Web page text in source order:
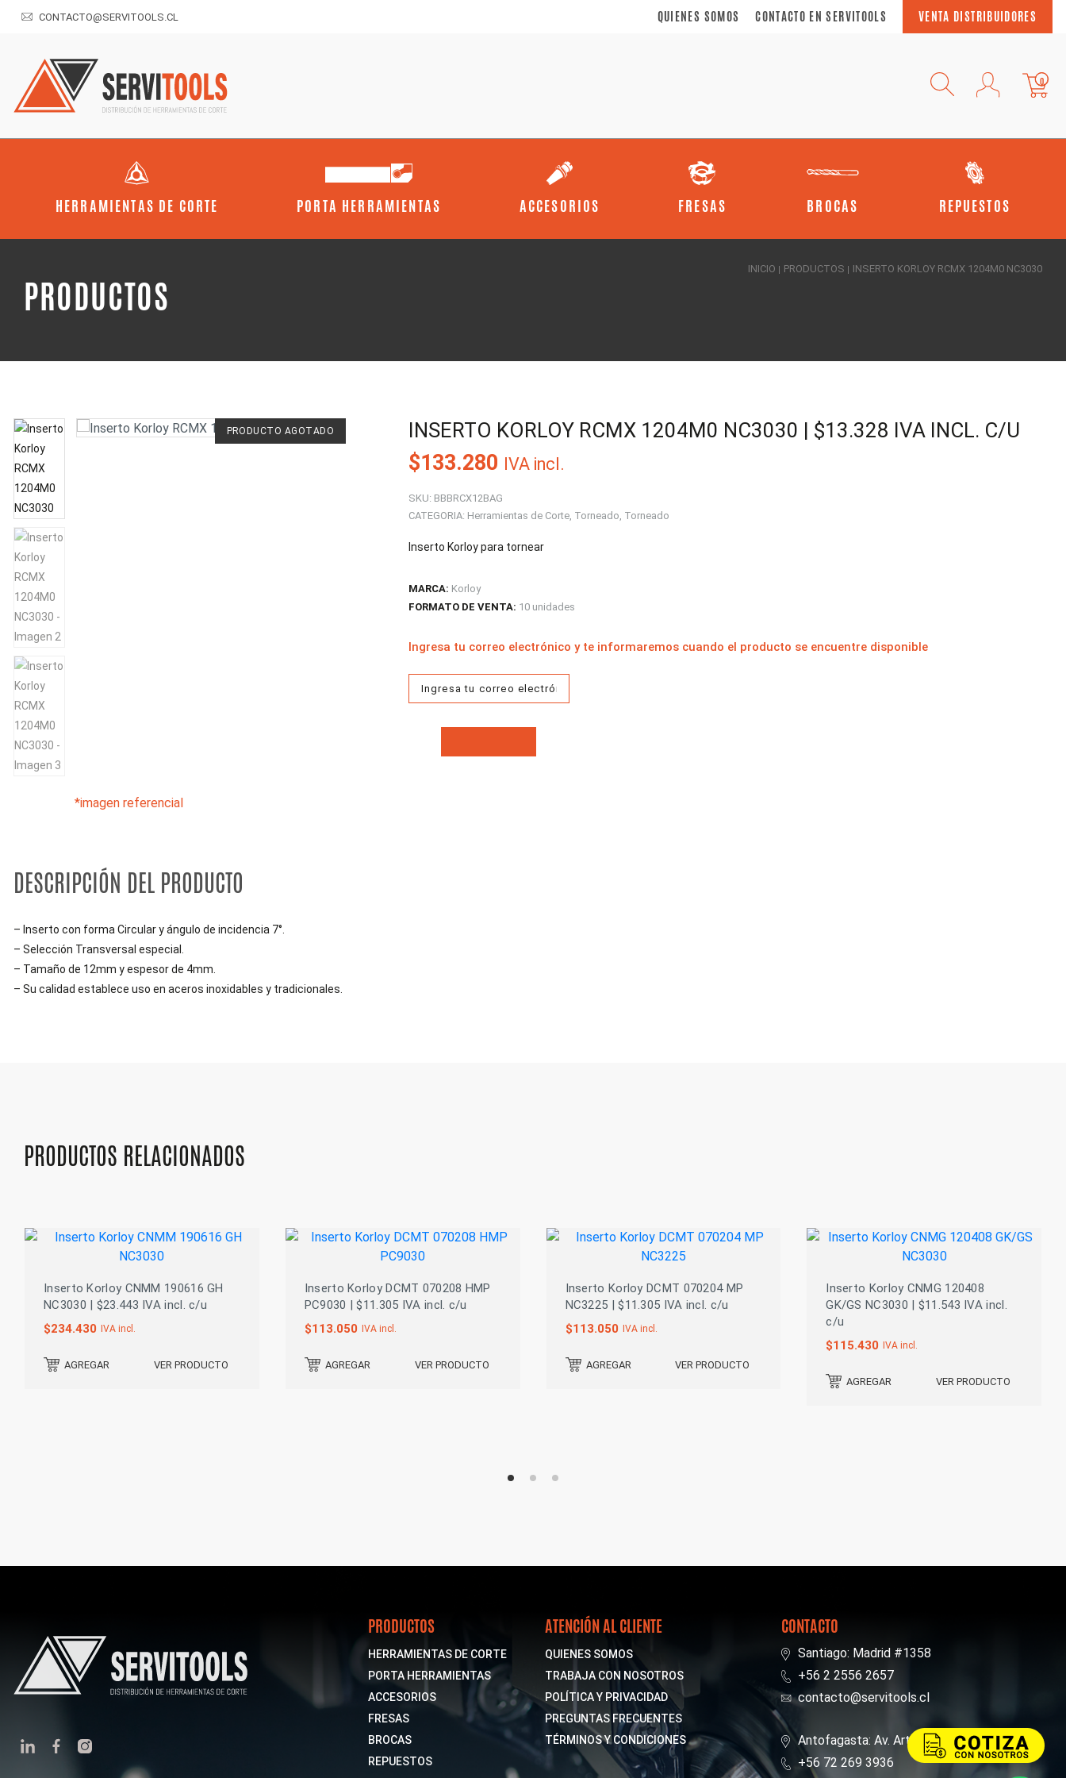
CONTACTO@SERVITOOLS.CL QUIENES SOMOS CONTACTO EN SERVITOOLS VENTA DISTRIBUIDORES
0
HERRAMIENTAS DE CORTE PORTA HERRAMIENTAS ACCESORIOS FRESAS BROCAS REPUESTOS
INICIO PRODUCTOS INSERTO KORLOY RCMX 1204M0 NC3030
PRODUCTOS
PRODUCTO AGOTADO
*imagen referencial
INSERTO KORLOY RCMX 1204M0 NC3030 | $13.328 IVA INCL. C/U
$133.280 IVA incl.
SKU: BBBRCX12BAG
CATEGORIA: Herramientas de Corte, Torneado Torneado
Inserto Korloy para tornear
MARCA: Korloy
FORMATO DE VENTA: 10 unidades
Ingresa tu correo electrónico y te informaremos cuando el producto se encuentre disponible
DESCRIPCIÓN DEL PRODUCTO
– Inserto con forma Circular y ángulo de incidencia 7°.
– Selección Transversal especial.
– Tamaño de 12mm y espesor de 4mm.
– Su calidad establece uso en aceros inoxidables y tradicionales.
PRODUCTOS RELACIONADOS
Inserto Korloy CNMM 190616 GH
NC3030 | $23.443 IVA incl. c/u
$234.430 IVA incl.
AGREGAR VER PRODUCTO
Inserto Korloy DCMT 070208 HMP
PC9030 | $11.305 IVA incl. c/u
$113.050 IVA incl.
AGREGAR VER PRODUCTO
Inserto Korloy DCMT 070204 MP
NC3225 | $11.305 IVA incl. c/u
$113.050 IVA incl.
AGREGAR VER PRODUCTO
Inserto Korloy CNMG 120408
GK/GS NC3030 | $11.543 IVA incl.
c/u
$115.430 IVA incl.
AGREGAR VER PRODUCTO
PRODUCTOS
HERRAMIENTAS DE CORTE
PORTA HERRAMIENTAS
ACCESORIOS
FRESAS
BROCAS
REPUESTOS
ATENCIÓN AL CLIENTE
QUIENES SOMOS
TRABAJA CON NOSOTROS
POLÍTICA Y PRIVACIDAD
PREGUNTAS FRECUENTES
TÉRMINOS Y CONDICIONES
CONTACTO
Santiago: Madrid #1358
+56 2 2556 2657
contacto@servitools.cl
Antofagasta: Av. Arturo Perez Canto 517
+56 72 269 3936